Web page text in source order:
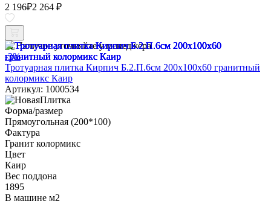
2 196₽2 264 ₽
Наличие уточняйте у менеджера
-3%
Тротуарная плитка Кирпич Б.2.П.6см 200х100х60 гранитный
колормикс Каир
Артикул: 1000534
Форма/размер
Прямоугольная (200*100)
Фактура
Гранит колормикс
Цвет
Каир
Вес поддона
1895
В машине м2